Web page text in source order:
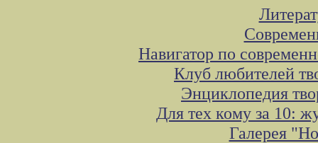
Навигатор по
Клуб любителей
Энциклопедия
Для тех кому за 10:
Галерея